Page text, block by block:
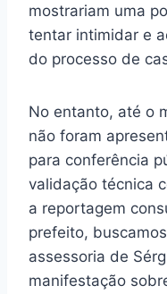
mostrariam uma
tentar intimidar e
do processo de
No entanto, até o
não foram
para conferência
validação técnica
a reportagem
prefeito,
assessoria de
manifestação